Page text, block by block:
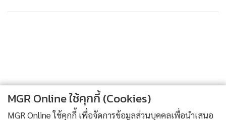
MGR Online ใช้คุกกี้ (Cookies)
MGR Online ใช้คุกกี้ เพื่อจัดการข้อมูลส่วนบุคคลเพื่อนำเสนอ